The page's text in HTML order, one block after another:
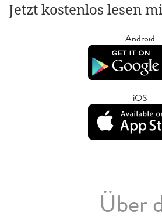
Jetzt kostenlos lesen
Android
iOS
Über